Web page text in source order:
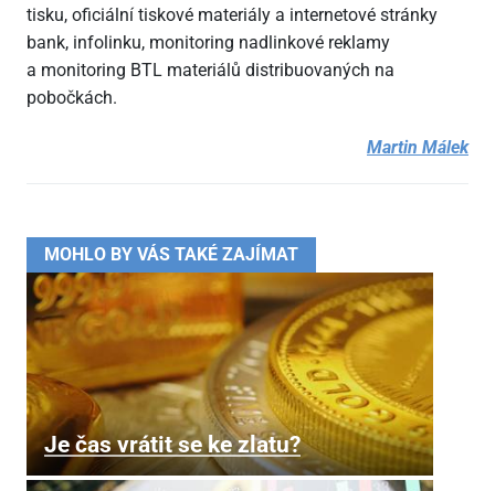
tisku, oficiální tiskové materiály a internetové stránky
bank, infolinku, monitoring nadlinkové reklamy
a monitoring BTL materiálů distribuovaných na
pobočkách.
Martin Málek
MOHLO BY VÁS TAKÉ ZAJÍMAT
Je čas vrátit se ke zlatu?